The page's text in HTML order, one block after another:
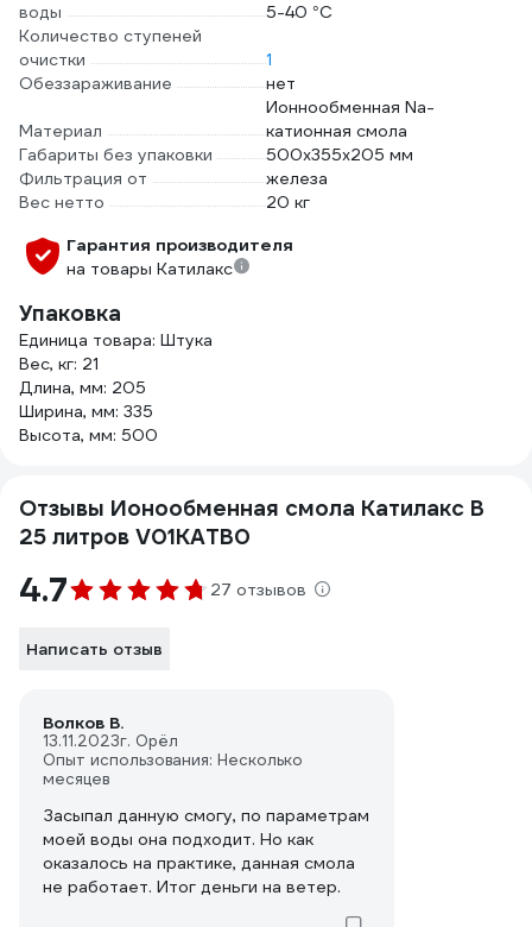
воды
5-40 °С
Количество ступеней
очистки
1
Обеззараживание
нет
Материал
Ионнообменная Na-
катионная смола
Габариты без упаковки
500х355х205 мм
Фильтрация от
железа
Вес нетто
20 кг
Гарантия производителя
на товары Катилакс
Упаковка
Единица товара: Штука
Вес, кг: 21
Длина, мм: 205
Ширина, мм: 335
Высота, мм: 500
Отзывы Ионообменная смола Катилакс B
25 литров V01KATB0
4.7 27 отзывов
Написать отзыв
Волков В.
13.11.2023г. Орёл
Опыт использования: Несколько
месяцев
Засыпал данную смогу, по параметрам
моей воды она подходит. Но как
оказалось на практике, данная смола
не работает. Итог деньги на ветер.